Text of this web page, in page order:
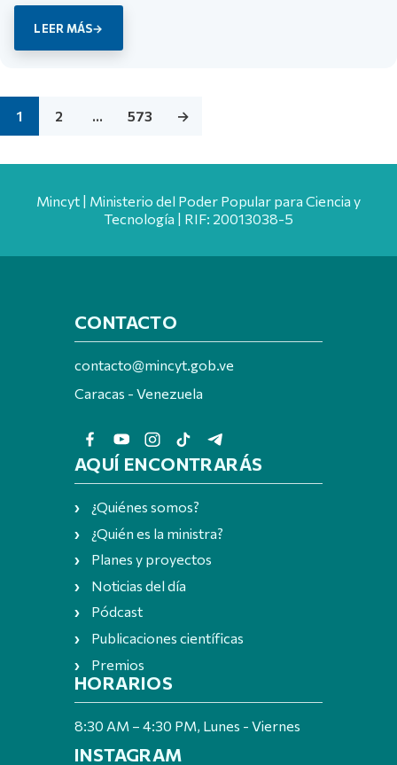
LEER MÁS
1 2 … 573 →
Mincyt | Ministerio del Poder Popular para Ciencia y
Tecnología | RIF: 20013038-5
CONTACTO
contacto@mincyt.gob.ve
Caracas - Venezuela
AQUÍ ENCONTRARÁS
¿Quiénes somos?
¿Quién es la ministra?
Planes y proyectos
Noticias del día
Pódcast
Publicaciones científicas
Premios
HORARIOS
8:30 AM – 4:30 PM, Lunes - Viernes
INSTAGRAM